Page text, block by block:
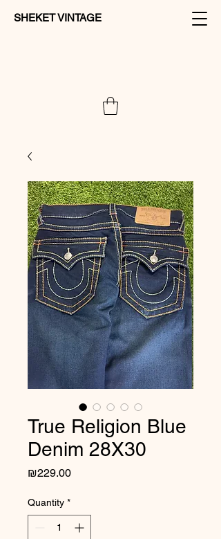
SHEKET VINTAGE
True Religion Blue
Denim 28X30
₪229.00Price
Quantity *